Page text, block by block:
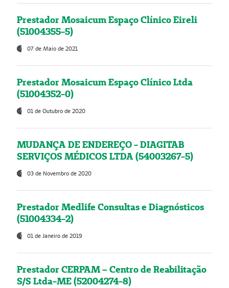
Prestador Mosaicum Espaço Clínico Eireli
(51004355-5)
07 de Maio de 2021
Prestador Mosaicum Espaço Clínico Ltda
(51004352-0)
01 de Outubro de 2020
MUDANÇA DE ENDEREÇO - DIAGITAB
SERVIÇOS MÉDICOS LTDA (54003267-5)
03 de Novembro de 2020
Prestador Medlife Consultas e Diagnósticos
(51004334-2)
01 de Janeiro de 2019
Prestador CERPAM – Centro de Reabilitação
S/S Ltda-ME (52004274-8)